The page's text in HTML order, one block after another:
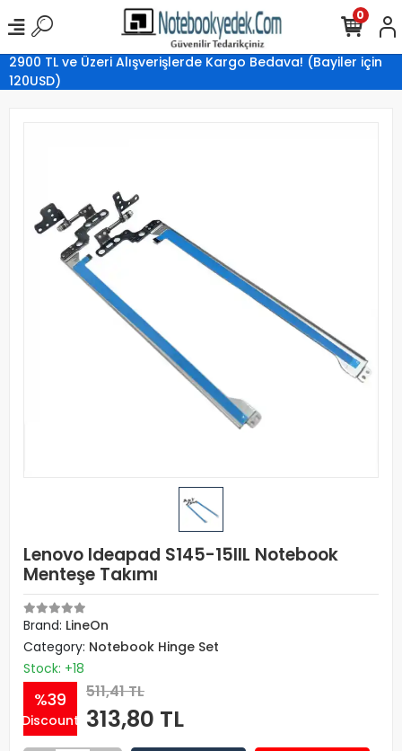
2900 TL ve Üzeri Alışverişlerde Kargo Bedava! (Bayiler için
120USD)
0
Lenovo Ideapad S145-15IIL Notebook
Menteşe Takımı
Brand: LineOn
Category: Notebook Hinge Set
Stock: +18
%39
Discount
511,41 TL
313,80 TL